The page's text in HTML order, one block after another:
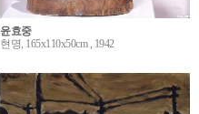
윤효중
현명, 165x110x50cm , 1942